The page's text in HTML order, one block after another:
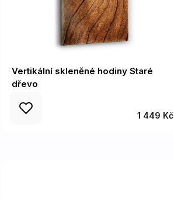
Vertikální skleněné hodiny Staré
dřevo
1 449 Kč